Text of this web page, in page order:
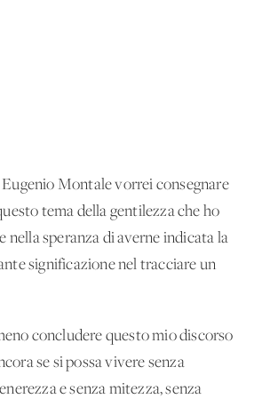
Montale vorrei consegnare
tema della gentilezza che ho
nella speranza di averne indicata la
significazione nel tracciare un
concludere questo mio discorso
se si possa vivere senza
e senza mitezza, senza